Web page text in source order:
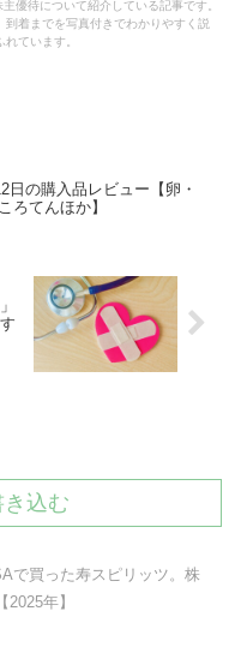
優待について紹介している記事です。
到着までを写真付きでわかりやすく説
ています。
日の購入品レビュー【卵・
ろてんほか】
き込む
で買った寿スピリッツ。株
年】